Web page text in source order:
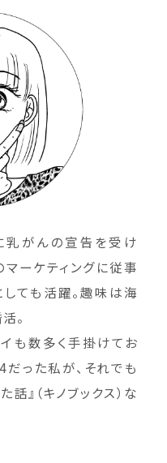
乳がんの宣告を受け
ーケティングに従事
ても活躍。趣味は海
。
も数多く手掛けてお
だった私が、それでも
』（キノブックス）な